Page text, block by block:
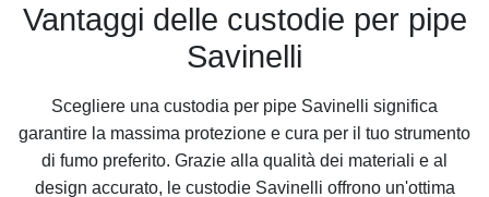
Vantaggi delle custodie per pipe
Savinelli
Scegliere una custodia per pipe Savinelli significa
garantire la massima protezione e cura per il tuo strumento
di fumo preferito. Grazie alla qualità dei materiali e al
design accurato, le custodie Savinelli offrono un'ottima